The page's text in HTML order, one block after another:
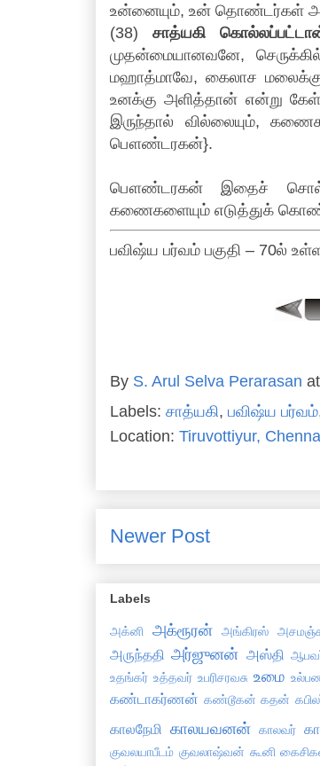
உன்னையும், உன் தொண்டர்கள்
(38) சாத்யகி
முதன்மையானவனே,
மஹாத்மாவே, கைலாச
உனக்கு அளித்தான் என்று
இருந்தால் வில்லையும்,
பௌண்டரகன்}.
பௌண்டரகன் இதைச்
கணைகளையும் எடுத்துக்
பவிஷ்ய பர்வம் பகுதி – 70ல்
By S. Arul Selva Perarasan at
Labels: சாத்யகி, பவிஷ்ய பர்வம்
Location: Tiruvottiyur,
Newer Post
Labels
அக்னி அக்ரூரன் அங்கிரஸ்
அருந்ததி அர்ஜுனன் அஸ்தி
உதங்கர் உத்தவர் உபரிசரவசு உமை
கண்டாகர்ணன் கண்டூகன் கதன்
காலநேமி காலயவனன் காலவர்
குவலயாபீடம் குவலாஷ்வன் கூனி